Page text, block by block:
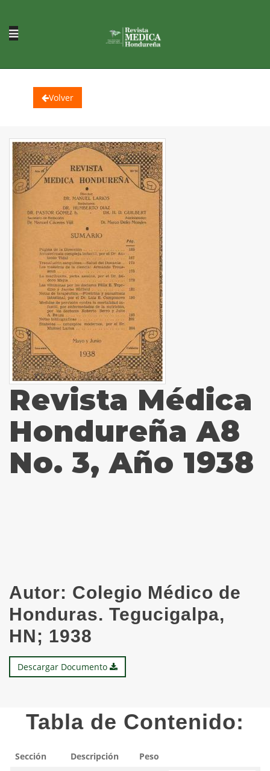
Volver
Revista Médica
Hondureña A8
No. 3, Año 1938
Autor: Colegio Médico de
Honduras. Tegucigalpa,
HN; 1938
Descargar Documento
Tabla de Contenido:
Sección Descripción Peso